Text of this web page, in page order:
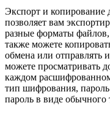
Экспорт и копирование
позволяет вам
разные форматы
также можете
обмена или отправлять
можете просматривать
каждом
тип шифрования,
пароль в виде обычного